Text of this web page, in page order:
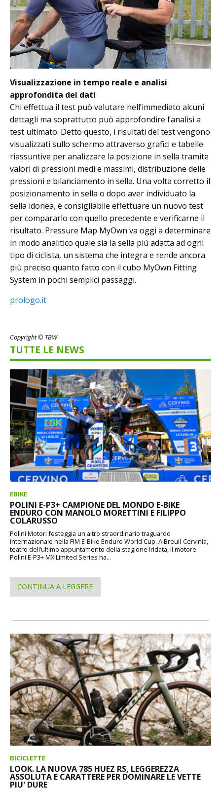
Visualizzazione in tempo reale e analisi
approfondita dei dati
Chi effettua il test può valutare nell’immediato alcuni
dettagli ma soprattutto può approfondire l’analisi a
test ultimato. Detto questo, i risultati del test vengono
visualizzati sullo schermo attraverso grafici e tabelle
riassuntive per analizzare la posizione in sella tramite
valori di pressioni medi e massimi, distribuzione delle
pressioni e bilanciamento in sella. Una volta corretto il
posizionamento in sella o dopo aver individuato la
sella idonea, è consigliabile effettuare un nuovo test
per compararlo con quello precedente e verificarne il
risultato. Pressure Map MyOwn va oggi a determinare
in modo analitico quale sia la sella più adatta ad ogni
tipo di ciclista, un sistema che integra e rende ancora
più preciso quanto fatto con il cubo MyOwn Fitting
System in pochi semplici passaggi.
prologo.it
Copyright © TBW
TUTTE LE NEWS
EBIKE
POLINI E-P3+ CAMPIONE DEL MONDO E-BIKE
ENDURO CON MANOLO MORETTINI E FILIPPO
COLARUSSO
Polini Motori festeggia un altro straordinario traguardo
internazionale nella FIM E-Bike Enduro World Cup. A Breuil-Cervinia,
teatro dell’ultimo appuntamento della stagione iridata, il motore
Polini E-P3+ MX Limited Series ha...
CONTINUA A LEGGERE
BICICLETTE
LOOK. LA NUOVA 785 HUEZ RS, LEGGEREZZA
ASSOLUTA E CARATTERE PER DOMINARE LE VETTE
PIU' DURE